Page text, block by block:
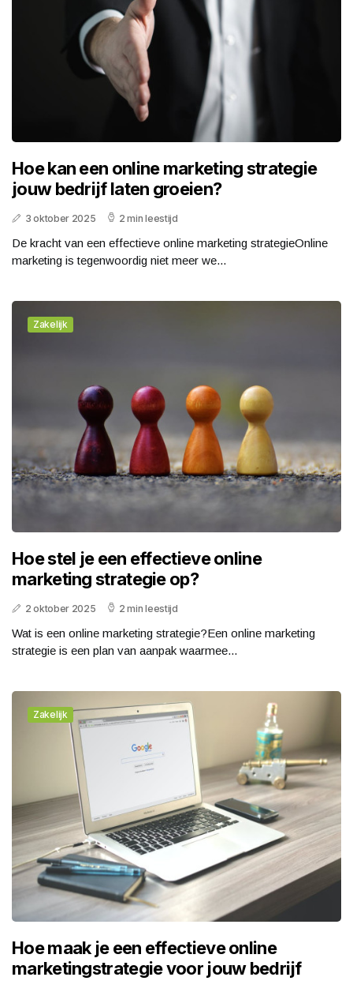
Hoe kan een online marketing strategie
jouw bedrijf laten groeien?
3 oktober 2025 2 min leestijd
De kracht van een effectieve online marketing strategieOnline
marketing is tegenwoordig niet meer we...
Zakelijk
Hoe stel je een effectieve online
marketing strategie op?
2 oktober 2025 2 min leestijd
Wat is een online marketing strategie?Een online marketing
strategie is een plan van aanpak waarmee...
Zakelijk
Hoe maak je een effectieve online
marketingstrategie voor jouw bedrijf